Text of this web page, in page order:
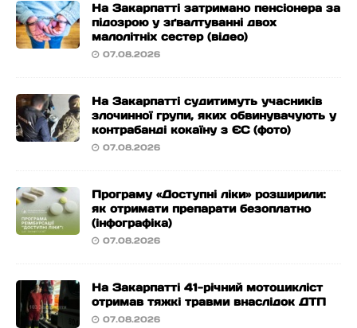
На Закарпатті затримано пенсіонера за
підозрою у зґвалтуванні двох
малолітніх сестер (відео)
07.08.2026
На Закарпатті судитимуть учасників
злочинної групи, яких обвинувачують у
контрабанді кокаїну з ЄС (фото)
07.08.2026
Програму «Доступні ліки» розширили:
як отримати препарати безоплатно
(інфографіка)
07.08.2026
На Закарпатті 41-річний мотоцикліст
отримав тяжкі травми внаслідок ДТП
07.08.2026